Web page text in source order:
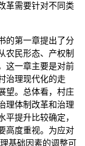
革需要针对不同类
的第一章提出了分
农民形态、产权制
这一章主要是对前
治理现代化的走
望。总体看，村庄
理体制改革和治理
提升比较确定，
高度重视。为应对
基础因素的调整可